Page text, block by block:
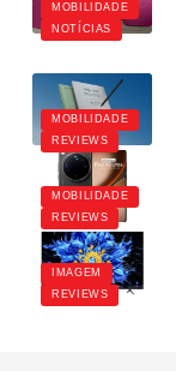
MOBILIDADE
NOTÍCIAS
MOBILIDADE
REVIEWS
MOBILIDADE
REVIEWS
IMAGEM
REVIEWS